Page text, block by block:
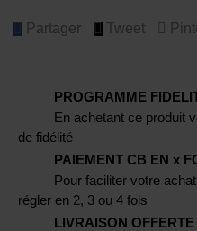
Partager Tweet
PROGRAMME
En achetant ce produit
de fidélité
PAIEMENT CB EN x
Pour faciliter votre
régler en 2, 3 ou 4 fois
LIVRAISON